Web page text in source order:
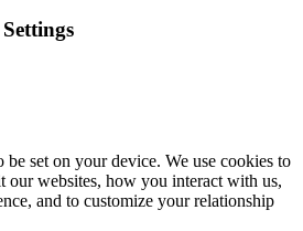
be set on your device. We use cookies to
our websites, how you interact with us,
and to customize your relationship